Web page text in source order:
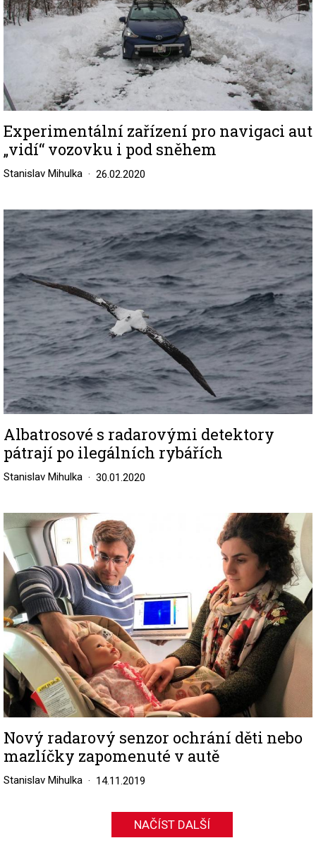
Experimentální zařízení pro navigaci aut
„vidí“ vozovku i pod sněhem
Stanislav Mihulka 26.02.2020
Image
Albatrosové s radarovými detektory
pátrají po ilegálních rybářích
Stanislav Mihulka 30.01.2020
Image
Nový radarový senzor ochrání děti nebo
mazlíčky zapomenuté v autě
Stanislav Mihulka 14.11.2019
NAČÍST DALŠÍ